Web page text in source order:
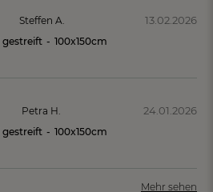
Steffen A. 13.02.2026
gestreift - 100x150cm
Petra H. 24.01.2026
gestreift - 100x150cm
Mehr sehen